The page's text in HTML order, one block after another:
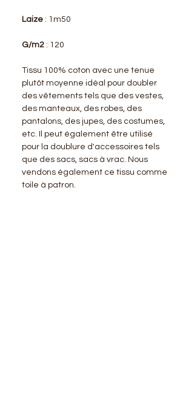
Laize : 1m50
G/m2 : 120
Tissu 100% coton avec une tenue
plutôt moyenne idéal pour doubler
des vêtements tels que des vestes,
des manteaux, des robes, des
pantalons, des jupes, des costumes,
etc. Il peut également être utilisé
pour la doublure d'accessoires tels
que des sacs, sacs à vrac. Nous
vendons également ce tissu comme
toile à patron.